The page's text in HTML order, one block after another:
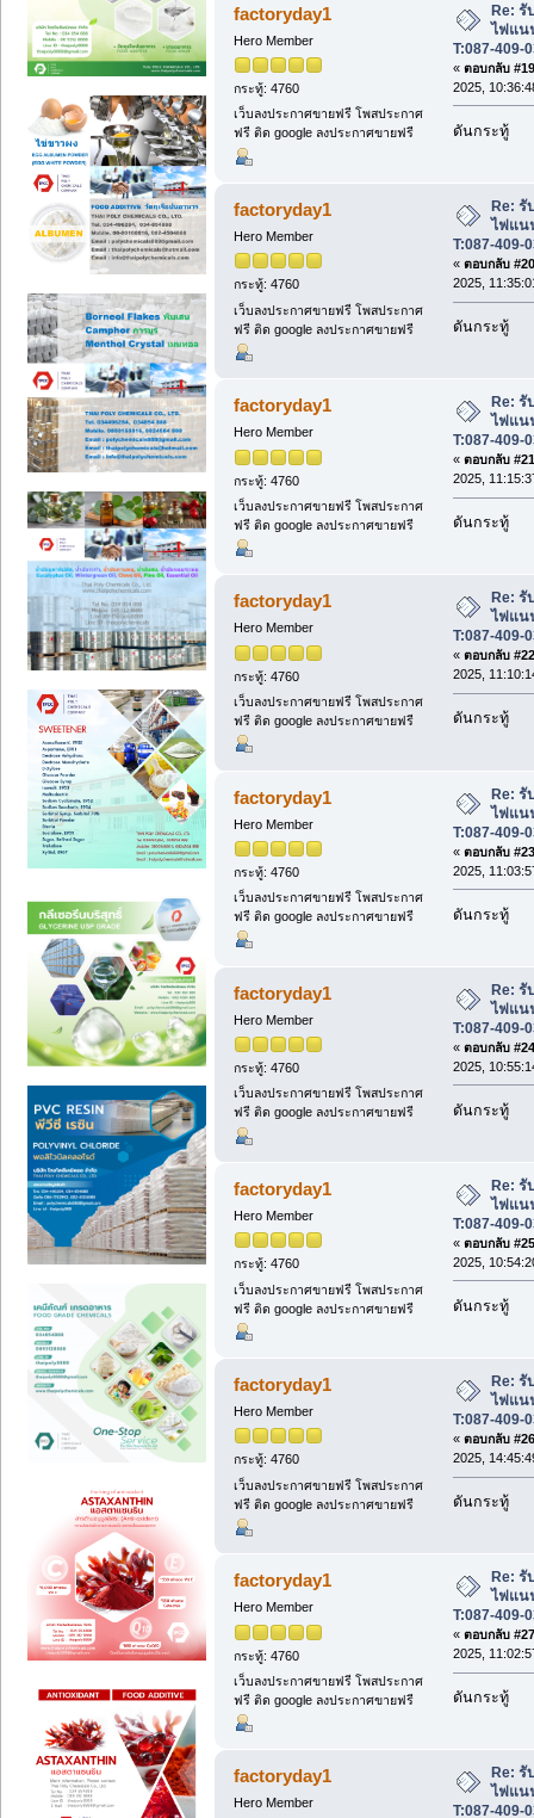
factoryday1
Hero Member
กระทู้: 4760
เว็บลงประกาศขายฟรี โพสประกาศ
ฟรี ติด google ลงประกาศขายฟรี
Re: รั
ไฟแน
T:087-409-
« ตอบกลับ
2025,
ดันกระทู้
factoryday1
Hero Member
กระทู้: 4760
เว็บลงประกาศขายฟรี โพสประกาศ
ฟรี ติด google ลงประกาศขายฟรี
Re: รั
ไฟแน
T:087-409-
« ตอบกลับ
2025,
ดันกระทู้
factoryday1
Hero Member
กระทู้: 4760
เว็บลงประกาศขายฟรี โพสประกาศ
ฟรี ติด google ลงประกาศขายฟรี
Re: รั
ไฟแน
T:087-409-
« ตอบกลับ
2025,
ดันกระทู้
factoryday1
Hero Member
กระทู้: 4760
เว็บลงประกาศขายฟรี โพสประกาศ
ฟรี ติด google ลงประกาศขายฟรี
Re: รั
ไฟแน
T:087-409-
« ตอบกลับ
2025,
ดันกระทู้
factoryday1
Hero Member
กระทู้: 4760
เว็บลงประกาศขายฟรี โพสประกาศ
ฟรี ติด google ลงประกาศขายฟรี
Re: รั
ไฟแน
T:087-409-
« ตอบกลับ
2025,
ดันกระทู้
factoryday1
Hero Member
กระทู้: 4760
เว็บลงประกาศขายฟรี โพสประกาศ
ฟรี ติด google ลงประกาศขายฟรี
Re: รั
ไฟแน
T:087-409-
« ตอบกลับ
2025,
ดันกระทู้
factoryday1
Hero Member
กระทู้: 4760
เว็บลงประกาศขายฟรี โพสประกาศ
ฟรี ติด google ลงประกาศขายฟรี
Re: รั
ไฟแน
T:087-409-
« ตอบกลับ
2025,
ดันกระทู้
factoryday1
Hero Member
กระทู้: 4760
เว็บลงประกาศขายฟรี โพสประกาศ
ฟรี ติด google ลงประกาศขายฟรี
Re: รั
ไฟแน
T:087-409-
« ตอบกลับ
2025,
ดันกระทู้
factoryday1
Hero Member
กระทู้: 4760
เว็บลงประกาศขายฟรี โพสประกาศ
ฟรี ติด google ลงประกาศขายฟรี
Re: รั
ไฟแน
T:087-409-
« ตอบกลับ
2025,
ดันกระทู้
factoryday1
Hero Member
Re: รั
ไฟแน
T:087-409-